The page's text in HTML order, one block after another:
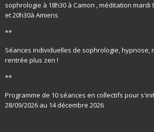
sophrologie à 18h30 à Camon , méditation mardi
et 20h30à Amiens
**
Séances individuelles de sophrologie, hypnose,
rentrée plus zen !
**
Programme de 10 séances en collectifs pour
28/09/2026 au 14 décembre 2026